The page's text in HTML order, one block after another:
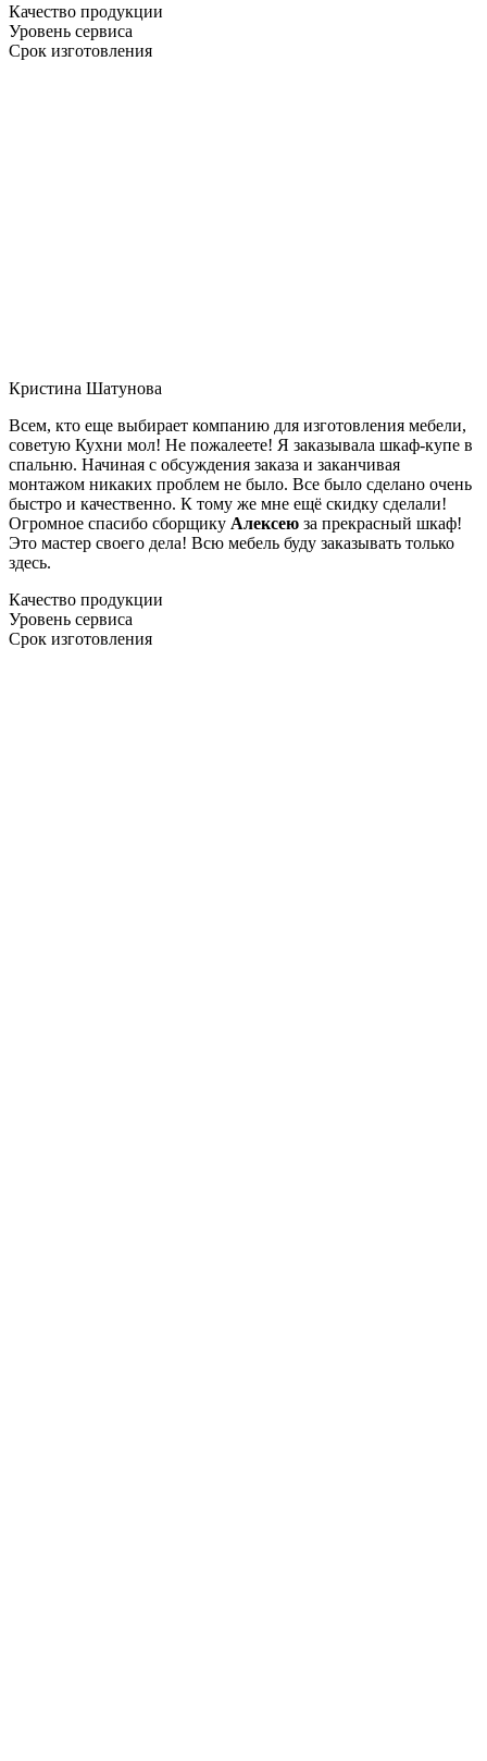
Качество продукции
Уровень сервиса
Срок изготовления
Кристина Шатунова
Всем, кто еще выбирает компанию для изготовления мебели,
советую Кухни мол! Не пожалеете! Я заказывала шкаф-купе в
спальню. Начиная с обсуждения заказа и заканчивая
монтажом никаких проблем не было. Все было сделано очень
быстро и качественно. К тому же мне ещё скидку сделали!
Огромное спасибо сборщику Алексею за прекрасный шкаф!
Это мастер своего дела! Всю мебель буду заказывать только
здесь.
Качество продукции
Уровень сервиса
Срок изготовления